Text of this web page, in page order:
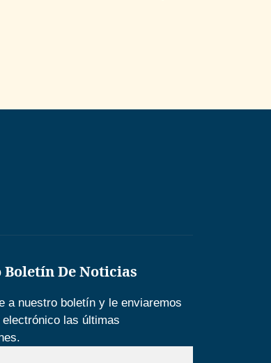
Boletín De Noticias
a nuestro boletín y le enviaremos
las últimas